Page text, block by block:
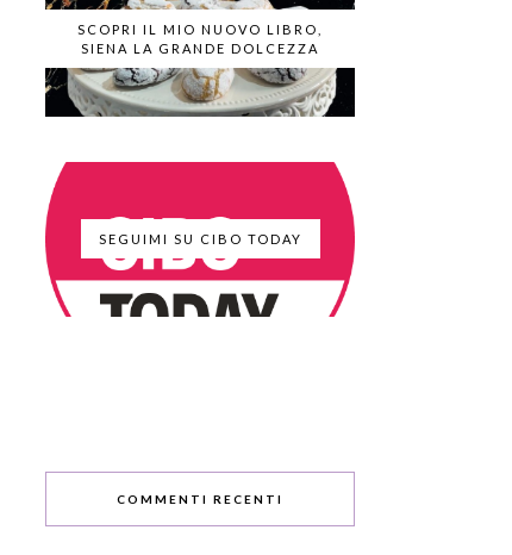
SCOPRI IL MIO NUOVO LIBRO,
SIENA LA GRANDE DOLCEZZA
SEGUIMI SU CIBO TODAY
COMMENTI RECENTI